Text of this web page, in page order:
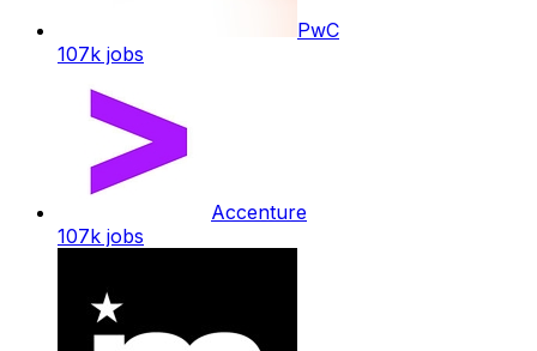
PwC
107k jobs
Accenture
107k jobs